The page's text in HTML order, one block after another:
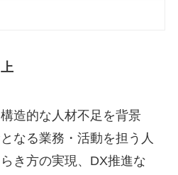
造的な人材不足を背景
なる業務・活動を担う人
き方の実現、DX推進な